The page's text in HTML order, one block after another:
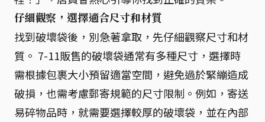
仔細觀察，選擇適合尺寸和材質
找到破壞袋後，別急著拿取，先仔細觀察尺寸和材
質。 7-11販售的破壞袋通常有多種尺寸，選擇時
需根據包裹大小預留適當空間，避免過於緊繃造成
破損，也需考慮郵寄規範的尺寸限制。例如，寄送
易碎物品時，就需要選擇較厚的破壞袋，並在內部